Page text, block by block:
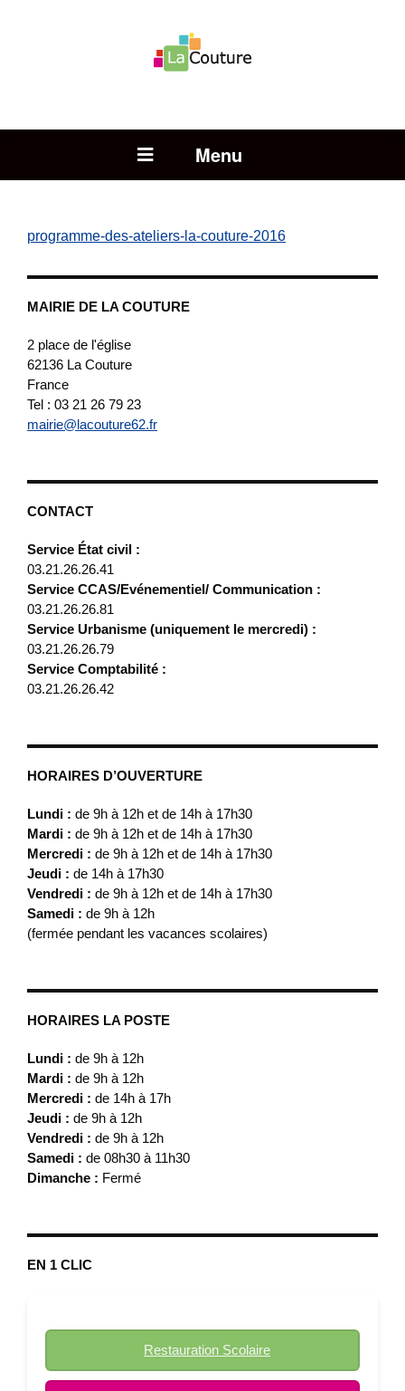
Open Menu
MAIRIE DE LA COUTURE
2 place de l'église
62136 La Couture
France
Tel : 03 21 26 79 23
mairie@lacouture62.fr
CONTACT
Service État civil :
03.21.26.26.41
Service CCAS/Evénementiel/ Communication :
03.21.26.26.81
Service Urbanisme (uniquement le mercredi) :
03.21.26.26.79
Service Comptabilité :
03.21.26.26.42
HORAIRES D’OUVERTURE
Lundi : de 9h à 12h et de 14h à 17h30
Mardi : de 9h à 12h et de 14h à 17h30
Mercredi : de 9h à 12h et de 14h à 17h30
Jeudi : de 14h à 17h30
Vendredi : de 9h à 12h et de 14h à 17h30
Samedi : de 9h à 12h
(fermée pendant les vacances scolaires)
HORAIRES LA POSTE
Lundi : de 9h à 12h
Mardi : de 9h à 12h
Mercredi : de 14h à 17h
Jeudi : de 9h à 12h
Vendredi : de 9h à 12h
Samedi : de 08h30 à 11h30
Dimanche : Fermé
EN 1 CLIC
Restauration Scolaire
programme-des-ateliers-la-couture-2016